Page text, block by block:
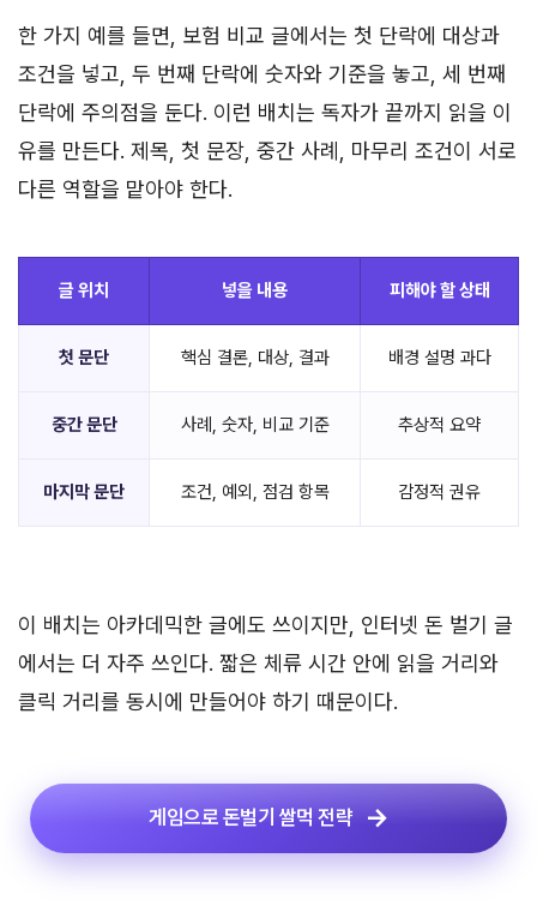
한 가지 예를 들면, 보험 비교 글에서는 첫 단락에 대상과
조건을 넣고, 두 번째 단락에 숫자와 기준을 놓고, 세 번째
단락에 주의점을 둔다. 이런 배치는 독자가 끝까지 읽을 이
유를 만든다. 제목, 첫 문장, 중간 사례, 마무리 조건이 서로
다른 역할을 맡아야 한다.
글 위치 넣을 내용 피해야 할 상태
첫 문단 핵심 결론, 대상, 결과 배경 설명 과다
중간 문단 사례, 숫자, 비교 기준 추상적 요약
마지막 문단 조건, 예외, 점검 항목 감정적 권유
이 배치는 아카데믹한 글에도 쓰이지만, 인터넷 돈 벌기 글
에서는 더 자주 쓰인다. 짧은 체류 시간 안에 읽을 거리와
클릭 거리를 동시에 만들어야 하기 때문이다.
게임으로 돈벌기 쌀먹 전략